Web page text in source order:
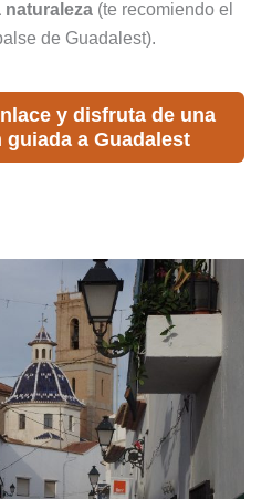
naturaleza(te recomiendo el
de Guadalest).
y disfruta de una
a Guadalest